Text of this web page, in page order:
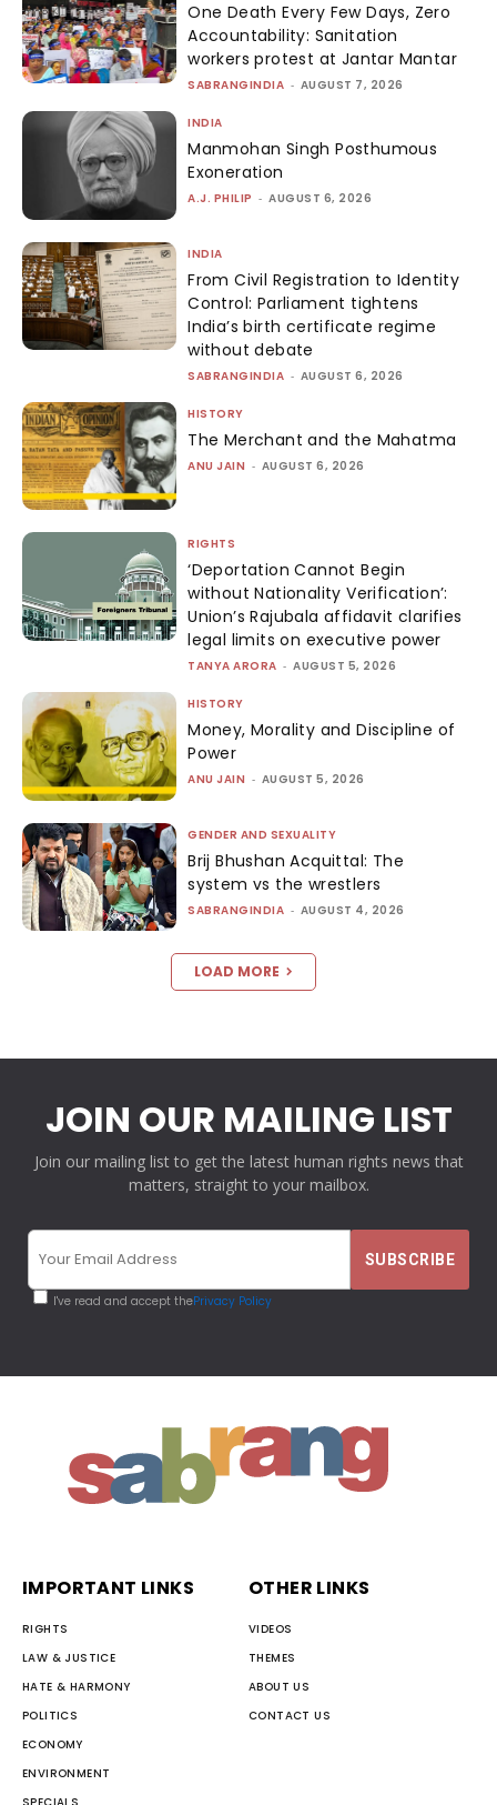
One Death Every Few Days, Zero
Accountability: Sanitation
workers protest at Jantar Mantar
SABRANGINDIA - AUGUST 7, 2026
INDIA
Manmohan Singh Posthumous
Exoneration
A.J. PHILIP - AUGUST 6, 2026
INDIA
From Civil Registration to Identity
Control: Parliament tightens
India’s birth certificate regime
without debate
SABRANGINDIA - AUGUST 6, 2026
HISTORY
The Merchant and the Mahatma
ANU JAIN - AUGUST 6, 2026
RIGHTS
‘Deportation Cannot Begin
without Nationality Verification’:
Union’s Rajubala affidavit clarifies
legal limits on executive power
TANYA ARORA - AUGUST 5, 2026
HISTORY
Money, Morality and Discipline of
Power
ANU JAIN - AUGUST 5, 2026
GENDER AND SEXUALITY
Brij Bhushan Acquittal: The
system vs the wrestlers
SABRANGINDIA - AUGUST 4, 2026
LOAD MORE
JOIN OUR MAILING LIST
Join our mailing list to get the latest human rights news that
matters, straight to your mailbox.
I've read and accept thePrivacy Policy
IMPORTANT LINKS
RIGHTS
LAW & JUSTICE
HATE & HARMONY
POLITICS
ECONOMY
ENVIRONMENT
OTHER LINKS
VIDEOS
THEMES
ABOUT US
CONTACT US